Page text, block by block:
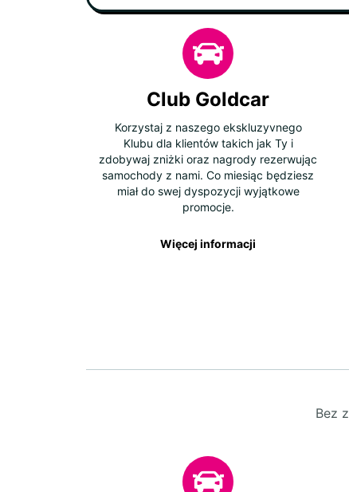
Club Goldcar
Korzystaj z naszego ekskluzyvnego
Klubu dla klientów takich jak Ty i
zdobywaj zniżki oraz nagrody rezerwując
samochody z nami. Co miesiąc będziesz
miał do swej dyspozycji wyjątkowe
promocje.
Więcej informacji
Bez